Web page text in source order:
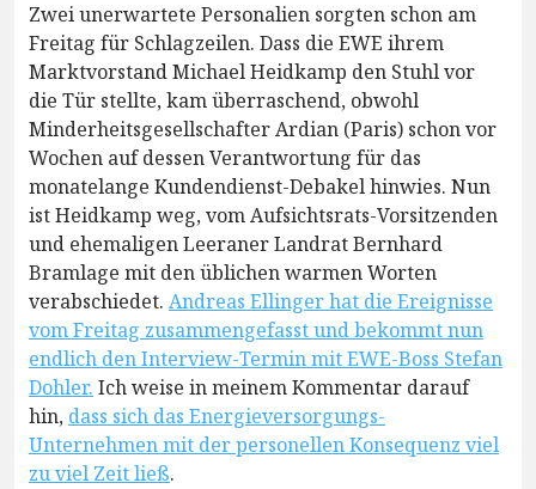
Zwei unerwartete Personalien sorgten schon am
Freitag für Schlagzeilen. Dass die EWE ihrem
Marktvorstand Michael Heidkamp den Stuhl vor
die Tür stellte, kam überraschend, obwohl
Minderheitsgesellschafter Ardian (Paris) schon vor
Wochen auf dessen Verantwortung für das
monatelange Kundendienst-Debakel hinwies. Nun
ist Heidkamp weg, vom Aufsichtsrats-Vorsitzenden
und ehemaligen Leeraner Landrat Bernhard
Bramlage mit den üblichen warmen Worten
verabschiedet. Andreas Ellinger hat die Ereignisse
vom Freitag zusammengefasst und bekommt nun
endlich den Interview-Termin mit EWE-Boss Stefan
Dohler. Ich weise in meinem Kommentar darauf
hin, dass sich das Energieversorgungs-
Unternehmen mit der personellen Konsequenz viel
zu viel Zeit ließ.